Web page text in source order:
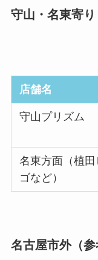
守山・名東寄り
店舗名
守山プリズム
名東方面（植田
ゴなど）
名古屋市外（参